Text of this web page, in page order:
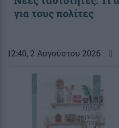
για τους πολίτες
12:40, 2 Αυγούστου 2026 ||